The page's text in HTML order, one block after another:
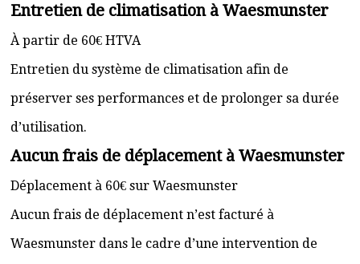
Entretien de climatisation à Waesmunster
À partir de 60€ HTVA
Entretien du système de climatisation afin de
préserver ses performances et de prolonger sa durée
d’utilisation.
Aucun frais de déplacement à Waesmunster
Déplacement à 60€ sur Waesmunster
Aucun frais de déplacement n’est facturé à
Waesmunster dans le cadre d’une intervention de